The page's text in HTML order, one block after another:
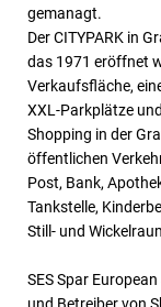
gemanagt.
Der CITYPARK in
das 1971 eröffnet
Verkaufsfläche,
XXL-Parkplätze
Shopping in der
öffentlichen
Post, Bank,
Tankstelle,
Still- und
SES Spar